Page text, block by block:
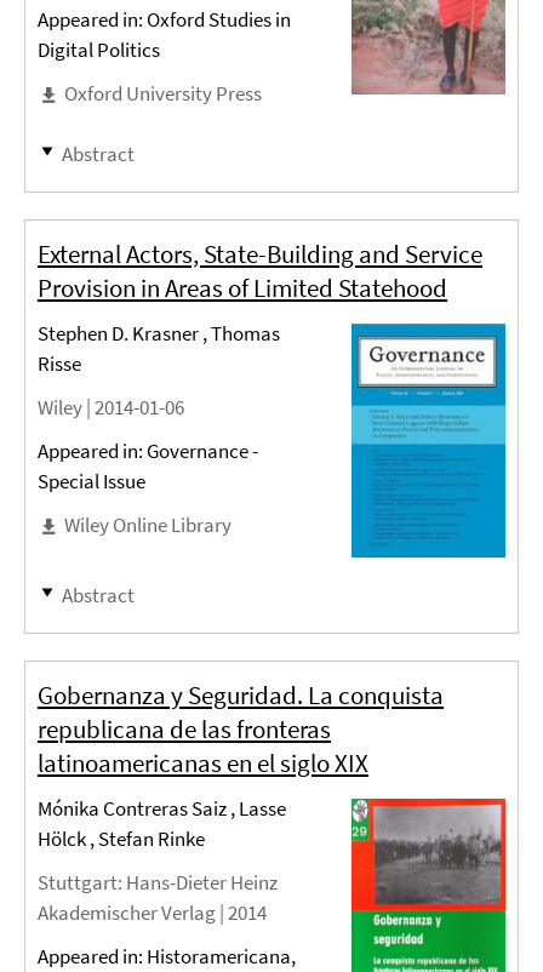
Appeared in: Oxford Studies in
Digital Politics
Oxford University Press
Abstract
External Actors, State-Building and Service
Provision in Areas of Limited Statehood
Stephen D. Krasner , Thomas
Risse
Wiley |2014-01-06
Appeared in: Governance -
Special Issue
Wiley Online Library
Abstract
Gobernanza y Seguridad. La conquista
republicana de las fronteras
latinoamericanas en el siglo XIX
Mónika Contreras Saiz , Lasse
Hölck , Stefan Rinke
Stuttgart: Hans-Dieter Heinz
Akademischer Verlag |2014
Appeared in: Historamericana,